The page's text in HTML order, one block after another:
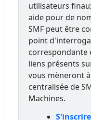
utilisateurs
aide pour de
SMF peut être
point
correspondante
liens présents
vous mèneront
centralisée de
Machines.
S'inscrire